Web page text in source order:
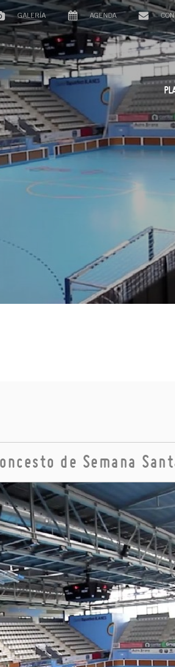
GALERÍA AGENDA
de Semana